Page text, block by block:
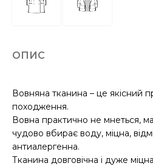
ОПИС
Вовняна тканина – це якісний
походження.
Вовна практично не мнеться,
чудово вбирає воду, міцна,
антиалергенна.
Тканина довговічна і дуже